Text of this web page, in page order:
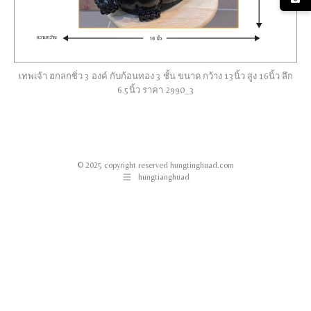
เทพเจ้า ฮกลกซิ่ว 3 องค์ กับก้อนทอง 3 ชั้น ขนาด กว้าง 13นิ้ว สูง 16นิ้ว ลึก
6.5นิ้ว ราคา 2990_3
© 2025 copyright reserved hungtinghuad.com
hungtianghuad